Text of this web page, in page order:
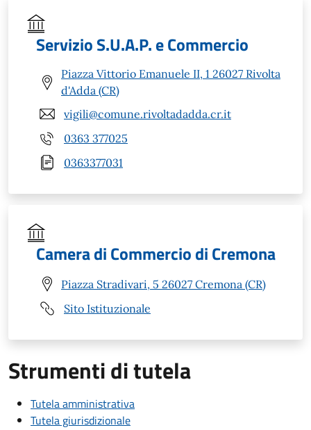
Servizio S.U.A.P. e Commercio
Piazza Vittorio Emanuele II, 1 26027 Rivolta
d'Adda (CR)
vigili@comune.rivoltadadda.cr.it
0363 377025
0363377031
Camera di Commercio di Cremona
Piazza Stradivari, 5 26027 Cremona (CR)
Sito Istituzionale
Strumenti di tutela
Tutela amministrativa
Tutela giurisdizionale